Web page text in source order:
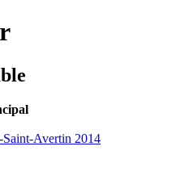
Avertin 2014